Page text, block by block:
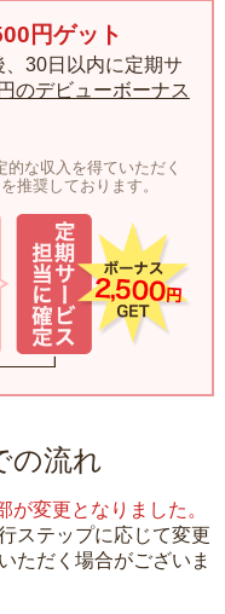
円ゲット
30日以内に定期サ
のデビューボーナス
な収入を得ていただく
推奨しております。
の流れ
変更となりました。
ステップに応じて変更
ただく場合がございま